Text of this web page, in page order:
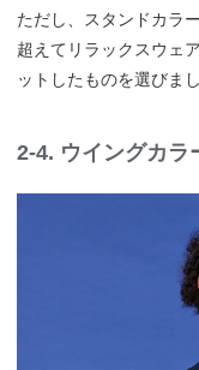
ただし、スタンドカラ
超えてリラックスウェ
ットしたものを選びまし
2-4. ウイングカラ